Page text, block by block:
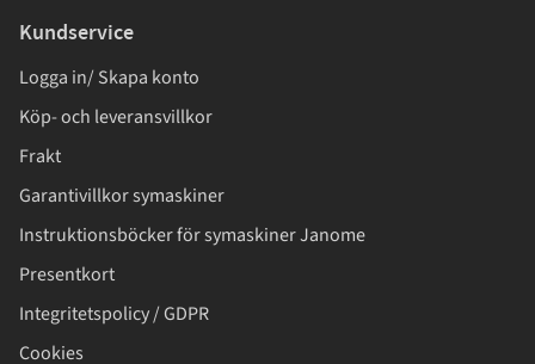
Kundservice
Logga in/ Skapa konto
Köp- och leveransvillkor
Frakt
Garantivillkor symaskiner
Instruktionsböcker för symaskiner Janome
Presentkort
Integritetspolicy / GDPR
Cookies